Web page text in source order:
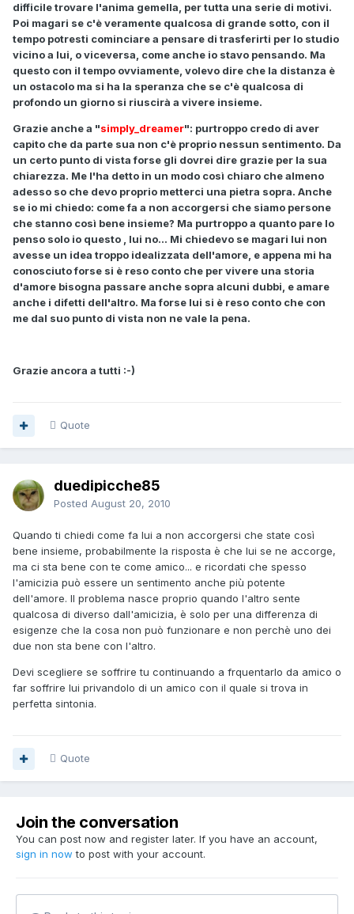
difficile trovare l'anima gemella, per tutta una serie di motivi.
Poi magari se c'è veramente qualcosa di grande sotto, con il
tempo potresti cominciare a pensare di trasferirti per lo studio
vicino a lui, o viceversa, come anche io stavo pensando. Ma
questo con il tempo ovviamente, volevo dire che la distanza è
un ostacolo ma si ha la speranza che se c'è qualcosa di
profondo un giorno si riuscirà a vivere insieme.
Grazie anche a "simply_dreamer": purtroppo credo di aver
capito che da parte sua non c'è proprio nessun sentimento. Da
un certo punto di vista forse gli dovrei dire grazie per la sua
chiarezza. Me l'ha detto in un modo così chiaro che almeno
adesso so che devo proprio metterci una pietra sopra. Anche
se io mi chiedo: come fa a non accorgersi che siamo persone
che stanno così bene insieme? Ma purtroppo a quanto pare lo
penso solo io questo , lui no... Mi chiedevo se magari lui non
avesse un idea troppo idealizzata dell'amore, e appena mi ha
conosciuto forse si è reso conto che per vivere una storia
d'amore bisogna passare anche sopra alcuni dubbi, e amare
anche i difetti dell'altro. Ma forse lui si è reso conto che con
me dal suo punto di vista non ne vale la pena.
Grazie ancora a tutti :-)
Quote
duedipicche85
Posted August 20, 2010
Quando ti chiedi come fa lui a non accorgersi che state così
bene insieme, probabilmente la risposta è che lui se ne accorge,
ma ci sta bene con te come amico... e ricordati che spesso
l'amicizia può essere un sentimento anche più potente
dell'amore. Il problema nasce proprio quando l'altro sente
qualcosa di diverso dall'amicizia, è solo per una differenza di
esigenze che la cosa non può funzionare e non perchè uno dei
due non sta bene con l'altro.
Devi scegliere se soffrire tu continuando a frquentarlo da amico o
far soffrire lui privandolo di un amico con il quale si trova in
perfetta sintonia.
Quote
Join the conversation
You can post now and register later. If you have an account,
sign in now to post with your account.